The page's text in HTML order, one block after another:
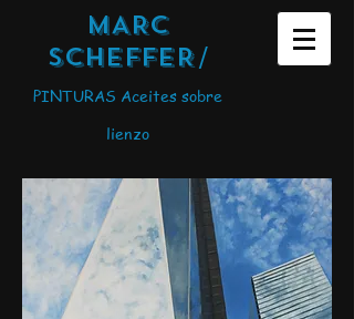
MARC
SCHEFFER/
PINTURAS Aceites sobre
lienzo